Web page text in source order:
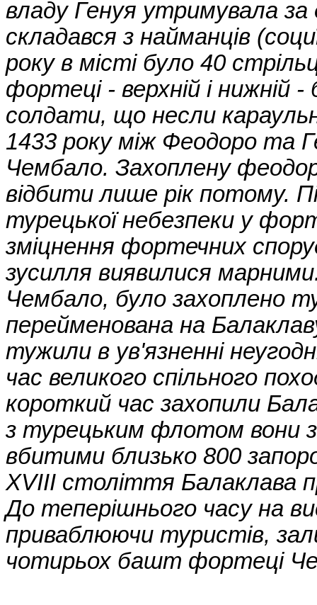
владу Генуя утримувала за
складався з найманців
року в місті було 40
фортеці - верхній і нижній
солдати, що несли
1433 року між Феодоро та
Чембало. Захоплену
відбити лише рік потому.
турецької небезпеки у
зміцнення фортечних
зусилля виявилися
Чембало, було захоплено
перейменована на
тужили в ув'язненні
час великого спільного
короткий час захопили
з турецьким флотом вони
вбитими близько 800
XVIII століття Балаклава
До теперішнього часу на
приваблюючи туристів,
чотирьох башт фортеці